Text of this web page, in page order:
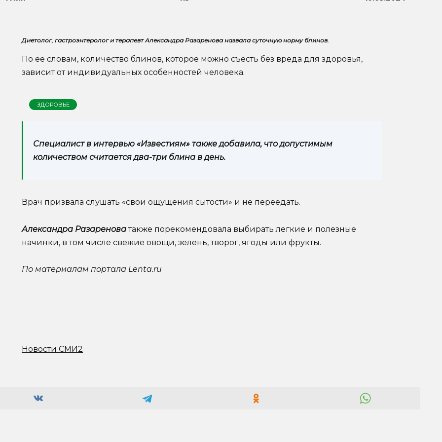
Диетолог, гастроэнтеролог и терапевт Александра Разаренова назвала суточную норму блинов.
По ее словам, количество блинов, которое можно съесть без вреда для здоровья,
зависит от индивидуальных особенностей человека.
ЗДОРОВЬЕ
Специалист в интервью «Известиям» также добавила, что допустимым
количеством считается два-три блина в день.
Врач призвала слушать «свои ощущения сытости» и не переедать.
Александра Разареноватакже порекомендовала выбирать легкие и полезные
начинки, в том числе свежие овощи, зелень, творог, ягоды или фрукты.
По материалам портала Lenta.ru
Новости СМИ2